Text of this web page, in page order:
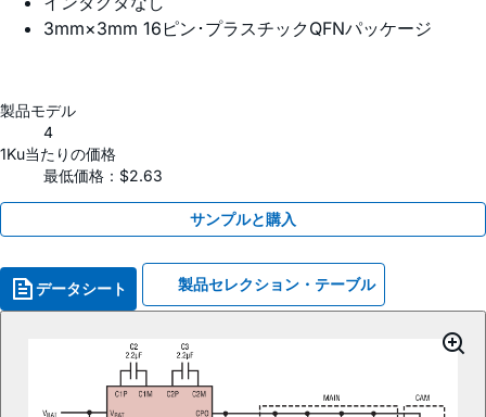
3mm×3mm 16ピン･プラスチックQFNパッケージ
製品モデル
4
1Ku当たりの価格
最低価格：$2.63
サンプルと購入
データシート 製品セレクション・テーブル